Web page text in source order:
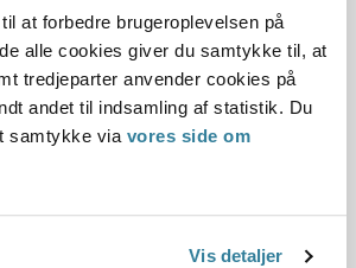
at forbedre brugeroplevelsen på
alle cookies giver du samtykke til, at
tredjeparter anvender cookies på
andet til indsamling af statistik. Du
samtykke via vores side om
Vis detaljer